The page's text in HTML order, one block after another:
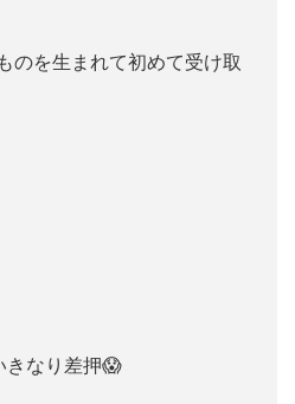
のを生まれて初めて受け取
きなり差押😱